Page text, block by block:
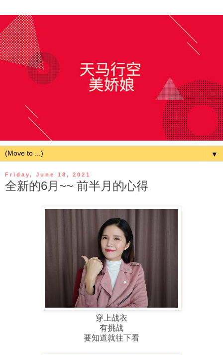
▼
Friday, June 18, 2021
全新的6月~~ 前半月的心得
穿上战衣
有挑战
要知道就往下看